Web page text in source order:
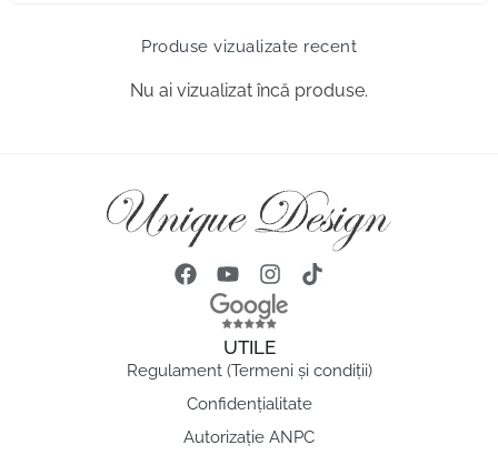
Produse vizualizate recent
Nu ai vizualizat încă produse.
UTILE
Regulament (Termeni și condiții)
Confidențialitate
Autorizație ANPC